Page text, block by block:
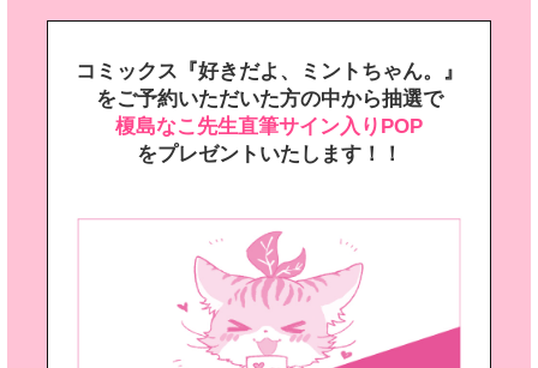
コミックス『好きだよ、ミントちゃん。』
をご予約いただいた方の中から抽選で
榎島なこ先生直筆サイン入りPOP
をプレゼントいたします！！